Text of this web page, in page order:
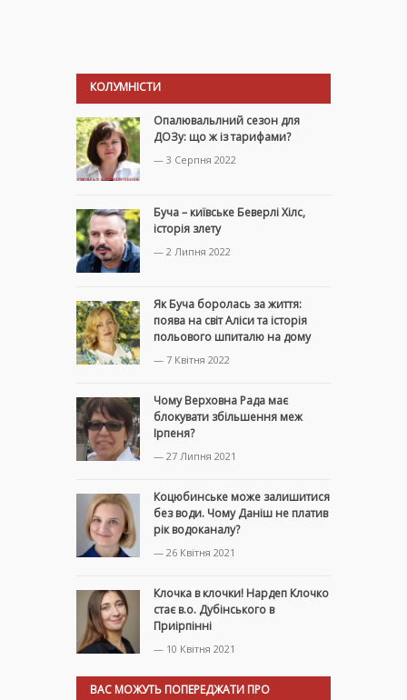
КОЛУМНІСТИ
Опалювальлний сезон для
ДОЗу: що ж із тарифами?
— 3 Серпня 2022
Буча – київське Беверлі Хілс,
історія злету
— 2 Липня 2022
Як Буча боролась за життя:
поява на світ Аліси та історія
польового шпиталю на дому
— 7 Квітня 2022
Чому Верховна Рада має
блокувати збільшення меж
Ірпеня?
— 27 Липня 2021
Коцюбинське може залишитися
без води. Чому Даніш не платив
рік водоканалу?
— 26 Квітня 2021
Клочка в клочки! Нардеп Клочко
стає в.о. Дубінського в
Приірпінні
— 10 Квітня 2021
ВАС МОЖУТЬ ПОПЕРЕДЖАТИ ПРО